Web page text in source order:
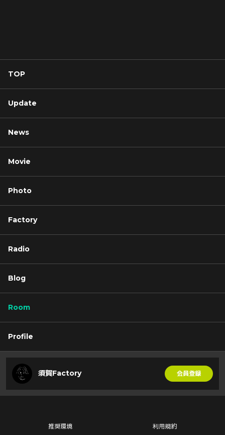
TOP
Update
News
Movie
Photo
Factory
Radio
Blog
Room
Profile
須賀Factory 会員登録
推奨環境 利用規約